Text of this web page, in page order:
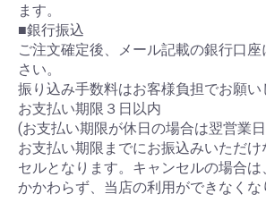
ます。
■銀行振込
ご注文確定後、メール記載の銀行口
さい。
振り込み手数料はお客様負担でお願い
お支払い期限３日以内
(お支払い期限が休日の場合は翌営業
お支払い期限までにお振込みいただ
セルとなります。キャンセルの場合
かかわらず、当店の利用ができなくな